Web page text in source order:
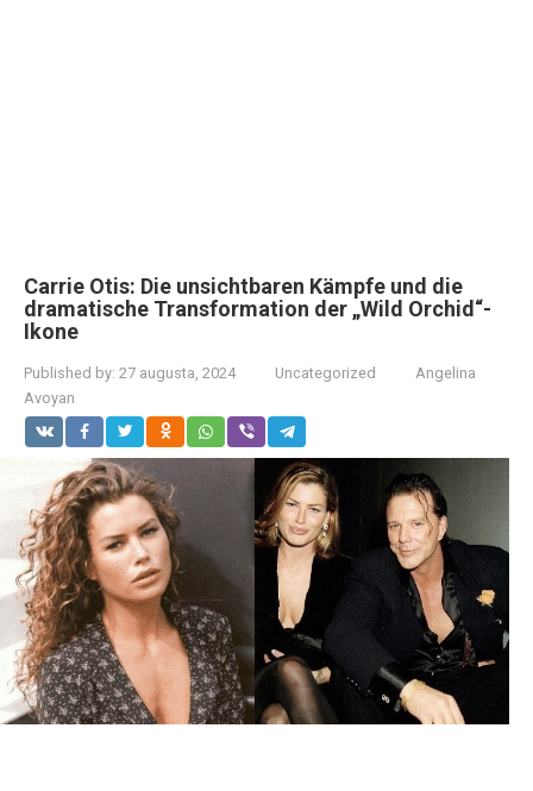
Carrie Otis: Die unsichtbaren Kämpfe und die
dramatische Transformation der „Wild Orchid“-
Ikone
Published by: 27 augusta, 2024 Uncategorized
Angelina
Avoyan